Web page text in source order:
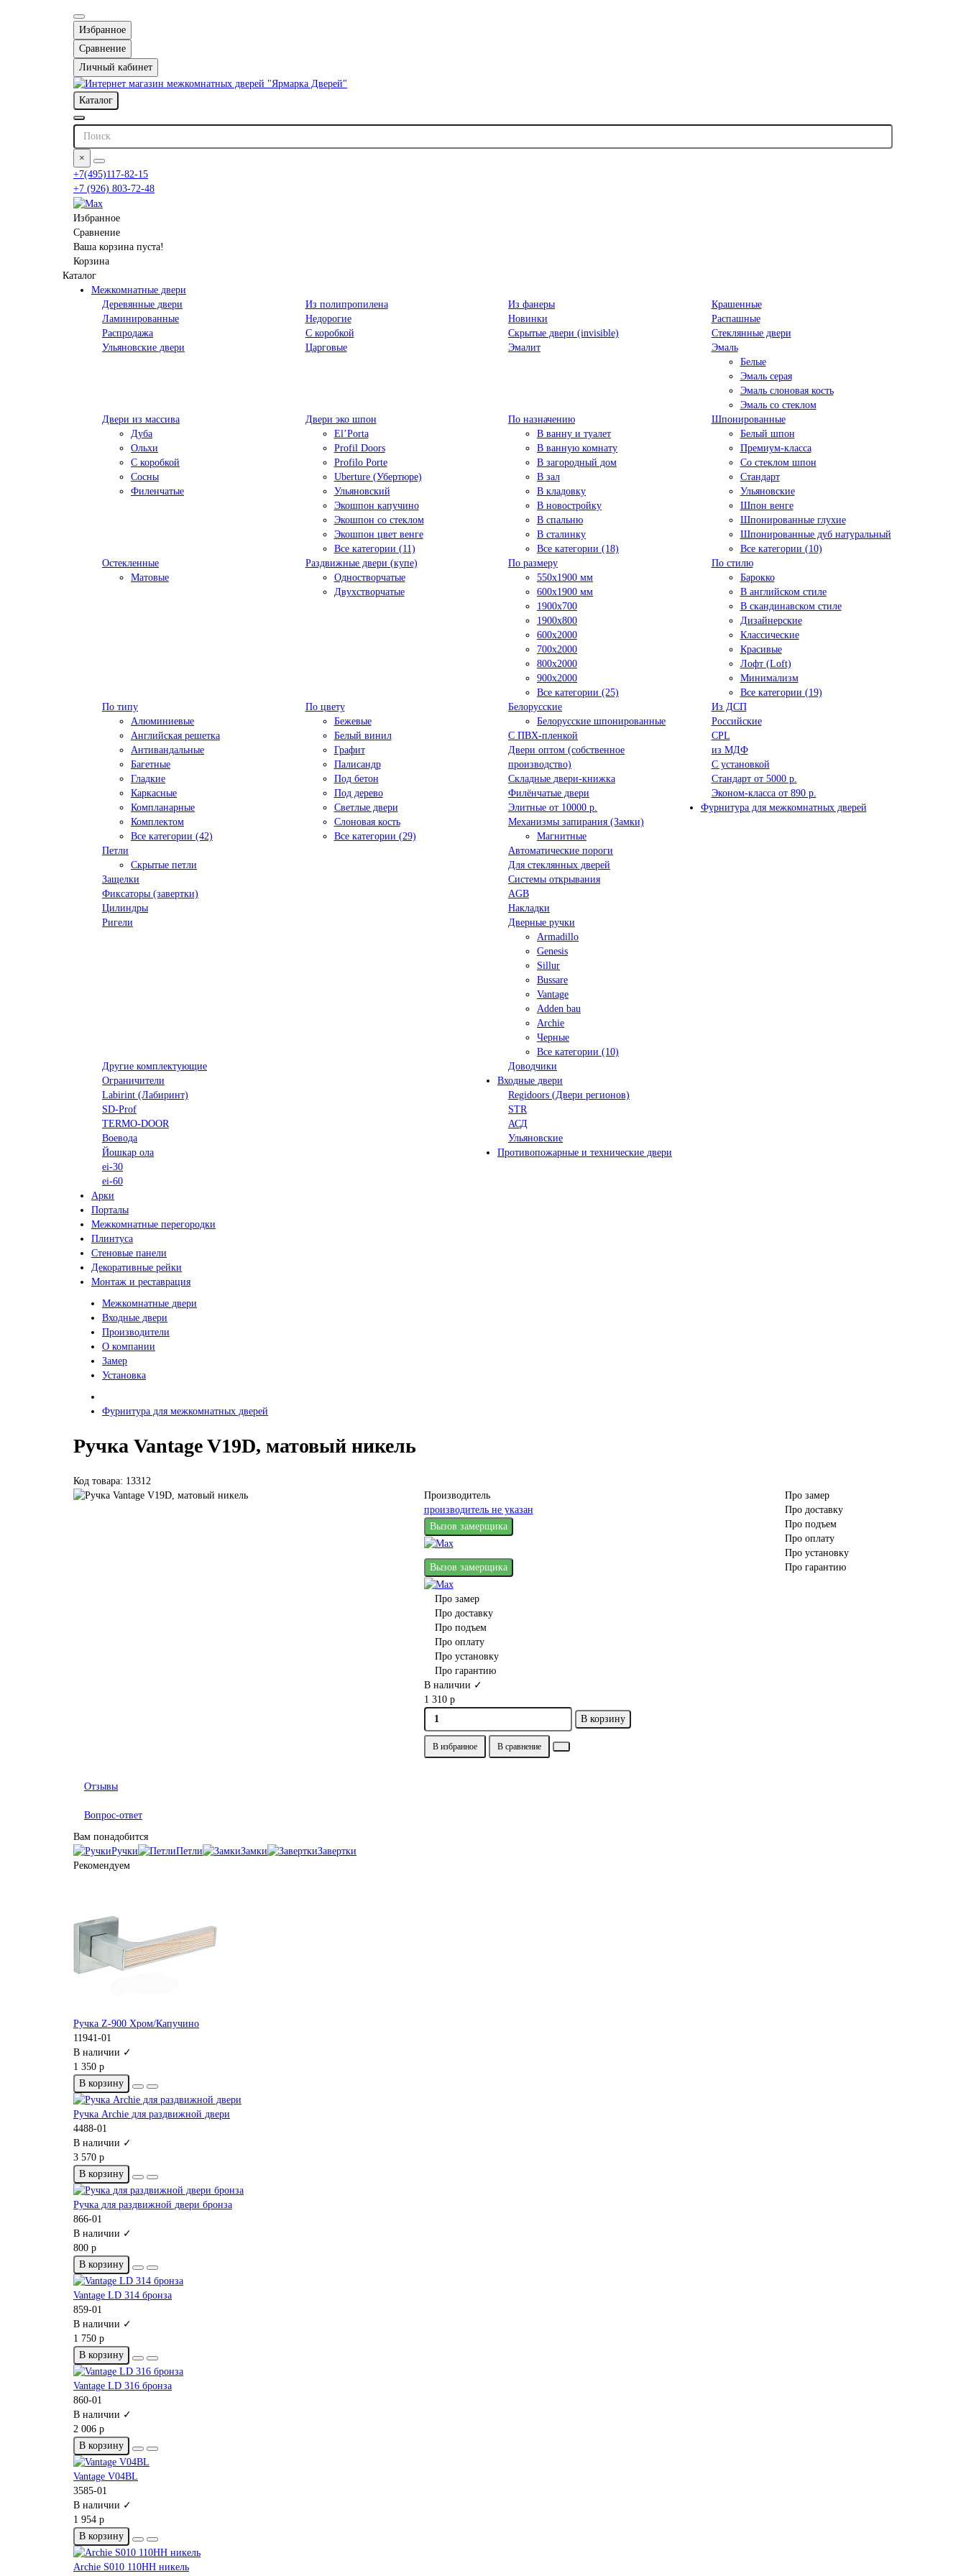
Избранное
Сравнение
Личный кабинет
Каталог
×
+7(495)117-82-15
+7 (926) 803-72-48
Избранное
Сравнение
Ваша корзина пуста!
Корзина
Каталог
Межкомнатные двери
Деревянные двери
Из полипропилена Из фанеры
Крашенные
Ламинированные
Недорогие Новинки
Распашные
Распродажа
С коробкой Скрытые двери (invisible)
Стеклянные двери
Ульяновские двери
Царговые Эмалит
Эмаль
Белые
Эмаль серая
Эмаль слоновая кость
Эмаль со стеклом
Двери из массива
Дуба
Ольхи
С коробкой
Сосны
Филенчатые
Двери эко шпон
El’Porta
Profil Doors
Profilo Porte
Uberture (Убертюре)
Ульяновский
Экошпон капучино
Экошпон со стеклом
Экошпон цвет венге
Все категории (11)
По назначению
В ванну и туалет
В ванную комнату
В загородный дом
В зал
В кладовку
В новостройку
В спальню
В сталинку
Все категории (18)
Шпонированные
Белый шпон
Премиум-класса
Со стеклом шпон
Стандарт
Ульяновские
Шпон венге
Шпонированные глухие
Шпонированные дуб натуральный
Все категории (10)
Остекленные
Матовые
Раздвижные двери (купе)
Одностворчатые
Двухстворчатые
По размеру
550x1900 мм
600x1900 мм
1900х700
1900х800
600x2000
700x2000
800x2000
900x2000
Все категории (25)
По стилю
Барокко
В английском стиле
В скандинавском стиле
Дизайнерские
Классические
Красивые
Лофт (Loft)
Минимализм
Все категории (19)
По типу
Алюминиевые
Английская решетка
Антивандальные
Багетные
Гладкие
Каркасные
Компланарные
Комплектом
Все категории (42)
По цвету
Бежевые
Белый винил
Графит
Палисандр
Под бетон
Под дерево
Светлые двери
Слоновая кость
Все категории (29)
Белорусские
Белорусские шпонированные
Из ДСП
Российские
C ПВХ-пленкой
CPL
Двери оптом (собственное
производство)
из МДФ
С установкой
Складные двери-книжка
Стандарт от 5000 р.
Филёнчатые двери
Эконом-класса от 890 р.
Элитные от 10000 р.
Фурнитура для межкомнатных дверей
Механизмы запирания (Замки)
Магнитные
Петли
Скрытые петли
Автоматические пороги
Для стеклянных дверей
Защелки
Системы открывания
Фиксаторы (завертки)
AGB
Цилиндры
Накладки
Ригели
Дверные ручки
Armadillo
Genesis
Sillur
Bussare
Vantage
Adden bau
Archie
Черные
Все категории (10)
Другие комплектующие
Доводчики
Ограничители
Входные двери
Labirint (Лабиринт)
Regidoors (Двери регионов)
SD-Prof
STR
TERMO-DOOR
АСД
Воевода
Ульяновские
Йошкар ола
Противопожарные и технические двери
ei-30
ei-60
Арки
Порталы
Межкомнатные перегородки
Плинтуса
Стеновые панели
Декоративные рейки
Монтаж и реставрация
Межкомнатные двери
Входные двери
Производители
О компании
Замер
Установка
Фурнитура для межкомнатных дверей
Ручка Vantage V19D, матовый никель
Код товара: 13312
Производитель
производитель не указан
Вызов замерщика
Вызов замерщика
Про замер
Про доставку
Про подъем
Про оплату
Про установку
Про гарантию
В наличии ✓
1 310 р
В корзину
В избранное В сравнение
Про замер
Про доставку
Про подъем
Про оплату
Про установку
Про гарантию
Отзывы
Вопрос-ответ
Вам понадобится
Ручки
Петли Замки
Завертки
Рекомендуем
Ручка Z-900 Хром/Капучино
11941-01
В наличии ✓
1 350 р
В корзину
Ручка Archie для раздвижной двери
4488-01
В наличии ✓
3 570 р
В корзину
Ручка для раздвижной двери бронза
866-01
В наличии ✓
800 р
В корзину
Vantage LD 314 бронза
859-01
В наличии ✓
1 750 р
В корзину
Vantage LD 316 бронза
860-01
В наличии ✓
2 006 р
В корзину
Vantage V04BL
3585-01
В наличии ✓
1 954 р
В корзину
Archie S010 110HH никель